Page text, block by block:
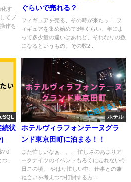
化す
てブ
作を
ぐらいで売れる？
フィギュアを売る、その時が来たッ！ フ
ィギュアを集め始めて3年ぐらい、年によ
って多少量の違いはあれど、それなりの数
になるというもの。その数2...
続状
0
、
ホテル
ホテルヴィラフォンテーヌグラ
ンド東京田町に泊まる！！
また忙しいなぁ、、、 忙しさのあまりア
ークナイツのイベントもろくに走れない今
日この頃。 やはり忙しい中、仕事との兼
ね合いを考えつつ打開する方...